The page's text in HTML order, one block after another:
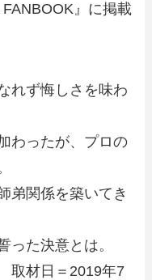
』に掲載
れず悔しさを味わ
わったが、プロの
弟関係を築いてき
った決意とは。
取材日＝2019年7